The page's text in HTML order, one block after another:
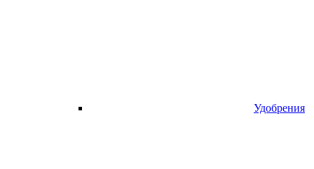
Удобрения